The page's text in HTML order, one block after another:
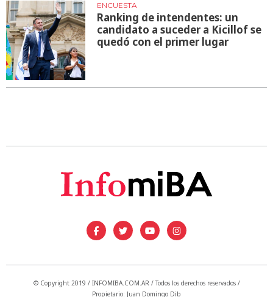
ENCUESTA
Ranking de intendentes: un
candidato a suceder a Kicillof se
quedó con el primer lugar
© Copyright 2019 / INFOMIBA.COM.AR / Todos los derechos reservados /
Propietario: Juan Domingo Dib